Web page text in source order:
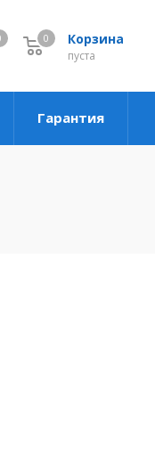
Корзина
пуста
0
Гарантия